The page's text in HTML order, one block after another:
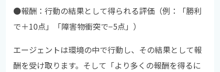
●報酬：行動の結果として得られる評価（例：「勝利
で＋10点」「障害物衝突で−5点」）
エージェントは環境の中で行動し、その結果として報
酬を受け取ります。そして「より多くの報酬を得るに